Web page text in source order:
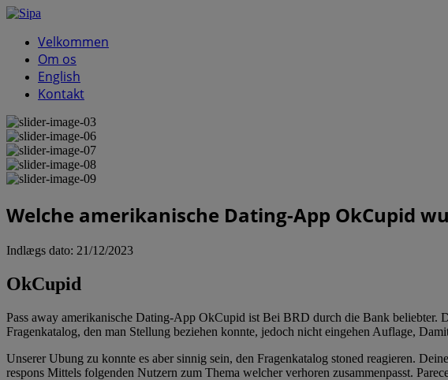
Velkommen
Om os
English
Kontakt
Welche amerikanische Dating-App OkCupid
Indlægs dato: 21/12/2023
OkCupid
Pass away amerikanische Dating-App OkCupid ist Bei BRD durch die Bank beliebter.
Fragenkatalog, den man Stellung beziehen konnte, jedoch nicht eingehen Auflage,
Unserer Ubung zu konnte es aber sinnig sein, den Fragenkatalog stoned reagieren.
respons Mittels folgenden Nutzern zum Thema welcher verhoren zusammenpasst.